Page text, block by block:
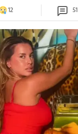
12 51